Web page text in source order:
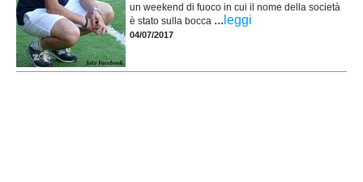
un weekend di fuoco in cui il nome della società
è stato sulla bocca ... leggi
04/07/2017